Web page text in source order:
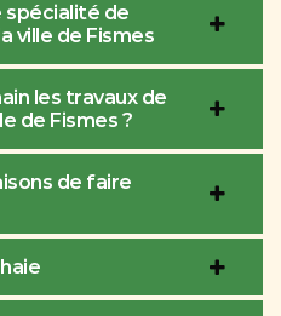
spécialité de
ville de Fismes
les travaux de
de Fismes ?
de faire